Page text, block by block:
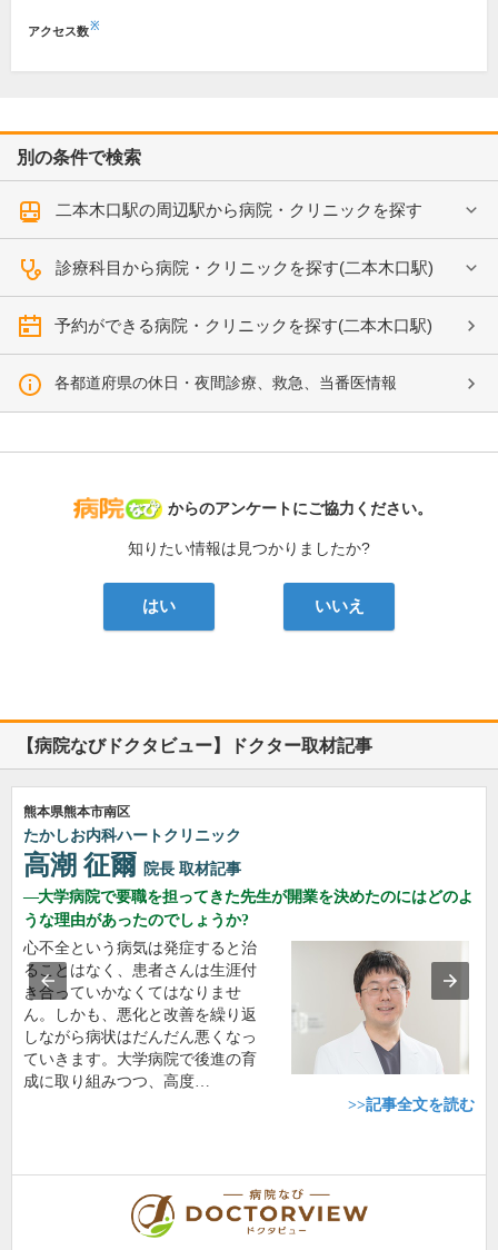
アクセス数※
別の条件で検索
二本木口駅の周辺駅から病院・クリニックを探す
診療科目から病院・クリニックを探す(二本木口駅)
予約ができる病院・クリニックを探す(二本木口駅)
各都道府県の休日・夜間診療、救急、当番医情報
病院なび
からのアンケートにご協力ください。
知りたい情報は見つかりましたか?
はい いいえ
【病院なびドクタビュー】ドクター取材記事
熊本県熊本市南区
たかしお内科ハートクリニック
高潮 征爾 院長 取材記事
大学病院で要職を担ってきた先生が開業を決めたのにはどのよ
うな理由があったのでしょうか?
心不全という病気は発症すると治
ることはなく、患者さんは生涯付
き合っていかなくてはなりませ
ん。しかも、悪化と改善を繰り返
しながら病状はだんだん悪くなっ
ていきます。大学病院で後進の育
成に取り組みつつ、高度…
>>記事全文を読む